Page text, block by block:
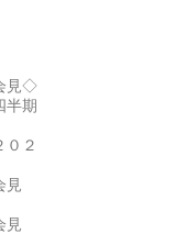
見◇
半期
２